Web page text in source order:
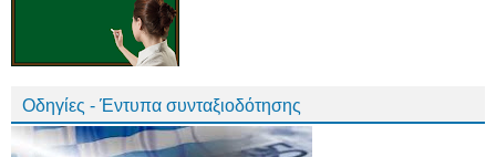
Οδηγίες - Έντυπα συνταξιοδότησης